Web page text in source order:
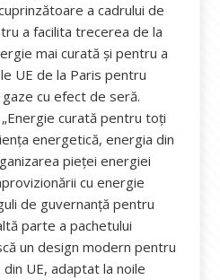
a cadrului de
a facilita trecerea de la
mai curată și pentru a
UE de la Paris pentru
cu efect de seră.
curată pentru toți
energetică, energia din
pieței energiei
cu energie
de guvernanță pentru
parte a pachetului
un design modern pentru
UE, adaptat la noile